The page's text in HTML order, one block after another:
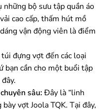
những bộ sưu tập quần áo
cao cấp, thấm hút mồ
vận động viên là điểm
đựng vợt đến các loại
bạn cần cho một buổi tập
sâu: Đây là “linh
vợt Joola TQK. Tại đây,